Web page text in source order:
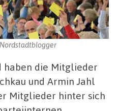
haben die Mitglieder
und Armin Jahl
Mitglieder hinter sich